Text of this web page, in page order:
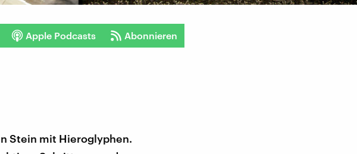
Apple Podcasts Abonnieren
Stein mit Hieroglyphen.